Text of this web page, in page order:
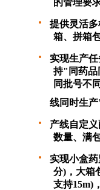
·
提供灵活
箱、拼箱
·
实现生产
持"同药品
同批号不
线同时生产
·
产线自定
数量、满
· 实现小盒
分)，大箱
支持15m) ，